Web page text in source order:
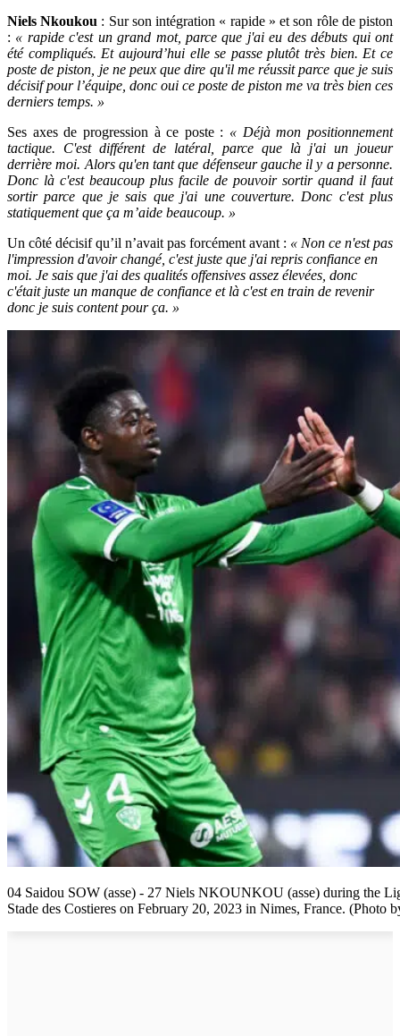
Niels Nkoukou : Sur son intégration « rapide » et son rôle de piston
: « rapide c'est un grand mot, parce que j'ai eu des débuts qui ont
été compliqués. Et aujourd’hui elle se passe plutôt très bien. Et ce
poste de piston, je ne peux que dire qu'il me réussit parce que je suis
décisif pour l’équipe, donc oui ce poste de piston me va très bien ces
derniers temps. »
Ses axes de progression à ce poste : « Déjà mon positionnement
tactique. C'est différent de latéral, parce que là j'ai un joueur
derrière moi. Alors qu'en tant que défenseur gauche il y a personne.
Donc là c'est beaucoup plus facile de pouvoir sortir quand il faut
sortir parce que je sais que j'ai une couverture. Donc c'est plus
statiquement que ça m’aide beaucoup. »
Un côté décisif qu’il n’avait pas forcément avant : « Non ce n'est pas
l'impression d'avoir changé, c'est juste que j'ai repris confiance en
moi. Je sais que j'ai des qualités offensives assez élevées, donc
c'était juste un manque de confiance et là c'est en train de revenir
donc je suis content pour ça. »
04 Saidou SOW (asse) - 27 Niels NKOUNKOU (asse) during the
Stade des Costieres on February 20, 2023 in Nimes, France. (Photo